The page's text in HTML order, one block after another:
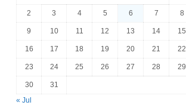
2 3 4 5 6 7 8
9 10 11 12 13 14 15
16 17 18 19 20 21 22
23 24 25 26 27 28 29
30
31
« Jul